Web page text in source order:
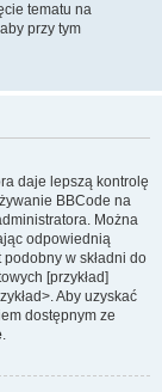
tematu na
przy tym
daje lepszą kontrolę
BBCode na
Można
odpowiednią
w składni do
[przykład]
Aby uzyskać
dostępnym ze
.